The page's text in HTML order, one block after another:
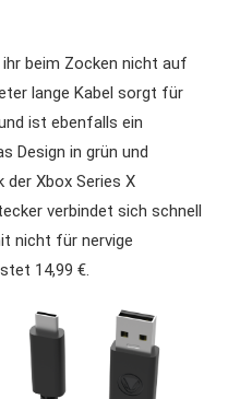
beim Zocken nicht auf
lange Kabel sorgt für
ist ebenfalls ein
Design in grün und
Xbox Series X
verbindet sich schnell
nicht für nervige
14,99 €.